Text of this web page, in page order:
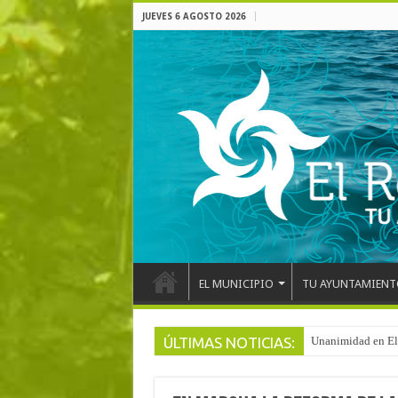
JUEVES 6 AGOSTO 2026
EL MUNICIPIO TU
ÚLTIMAS NOTICIAS: Arranca la